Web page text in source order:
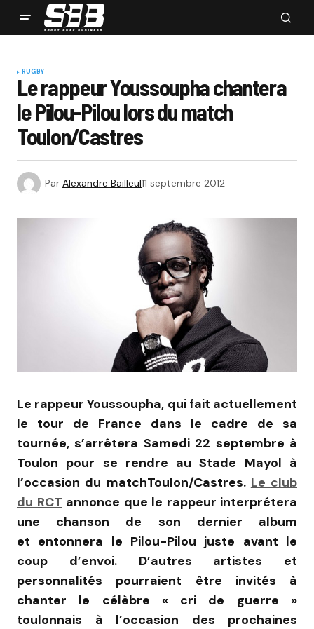
RUGBY
Le rappeur Youssoupha chantera
le Pilou-Pilou lors du match
Toulon/Castres
Par Alexandre Bailleul11 septembre 2012
Le rappeur Youssoupha, qui fait actuellement
le tour de France dans le cadre de sa
tournée, s’arrêtera Samedi 22 septembre à
Toulon pour se rendre au Stade Mayol à
l’occasion du matchToulon/Castres. Le club
du RCT annonce que le rappeur interprétera
une chanson de son dernier album
et entonnera le Pilou-Pilou juste avant le
coup d’envoi. D’autres artistes et
personnalités pourraient être invités à
chanter le célèbre « cri de guerre »
toulonnais à l’occasion des prochaines